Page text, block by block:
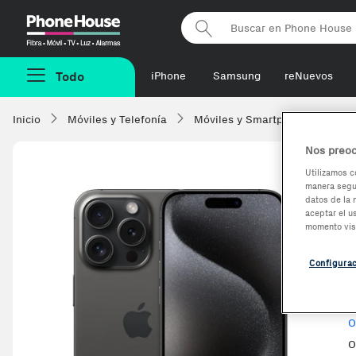
Phonehouse
Todo iPhone Samsung reNuevos
Inicio Móviles y Telefonía Móviles y Smartphones
Nos
Utilizamos
manera
datos de la
aceptar el
momento